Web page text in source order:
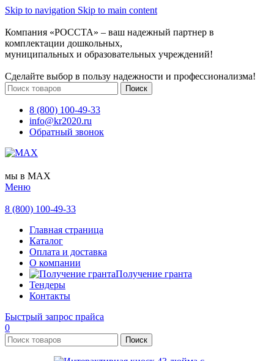
Skip to navigation Skip to main content
Компания «РОССТА» – ваш надежный партнер в
комплектации дошкольных,
муниципальных и образовательных учреждений!
Сделайте выбор в пользу надежности и профессионализма!
Поиск
8 (800) 100-49-33
info@kr2020.ru
Обратный звонок
мы в MAX
Меню
8 (800) 100-49-33
Главная страница
Каталог
Оплата и доставка
О компании
Получение гранта
Тендеры
Контакты
Быстрый запрос прайса
0
Поиск